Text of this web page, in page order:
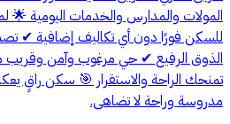
المولات والمدارس والخدمات اليومية 🌟
للسكن فورًا دون أي تكاليف إضافية ✔
الذوق الرفيع ✔ حي مرغوب وآمن وقريب
تمنحك الراحة والاستقرار 🎯 سكن راقٍ
مدروسة وراحة لا تضاهى.